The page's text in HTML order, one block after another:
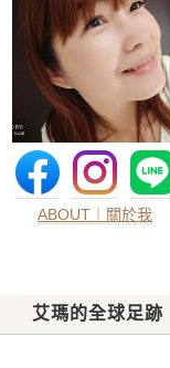
ABOUT｜關於我
艾瑪的全球足跡